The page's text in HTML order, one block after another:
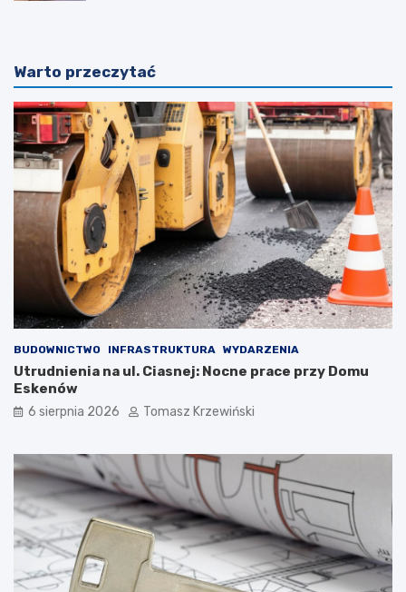
Warto przeczytać
BUDOWNICTWO INFRASTRUKTURA WYDARZENIA
Utrudnienia na ul. Ciasnej: Nocne prace przy Domu
Eskenów
6 sierpnia 2026 Tomasz Krzewiński